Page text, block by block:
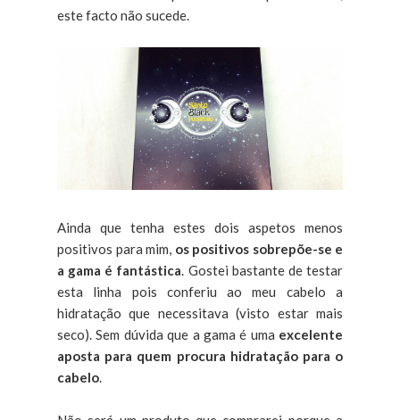
este facto não sucede.
Ainda que tenha estes dois aspetos menos
positivos para mim, os positivos sobrepõe-se e
a gama é fantástica. Gostei bastante de testar
esta linha pois conferiu ao meu cabelo a
hidratação que necessitava (visto estar mais
seco). Sem dúvida que a gama é uma excelente
aposta para quem procura hidratação para o
cabelo.